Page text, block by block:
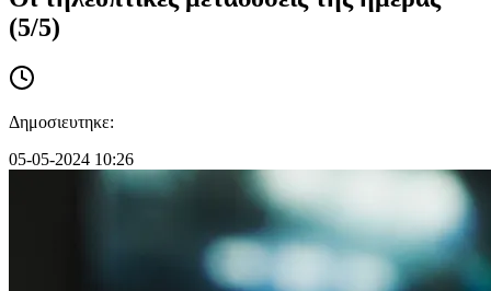
(5/5)
Δημοσιευτηκε:
05-05-2024 10:26